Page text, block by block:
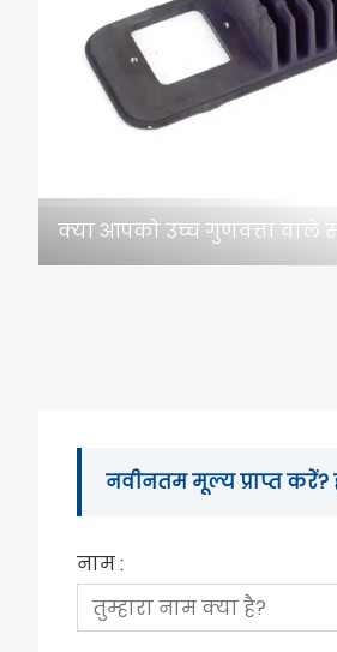
नवीनतम मूल्य प्राप्त
नाम :